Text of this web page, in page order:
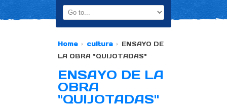
Home cultura
ENSAYO DE
LA OBRA "QUIJOTADAS"
ENSAYO DE LA
OBRA
"QUIJOTADAS"